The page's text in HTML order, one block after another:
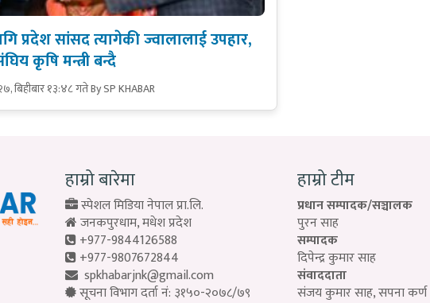
प्रदेश सांसद त्यागेकी ज्वालालाई उपहार,
कृषि मन्त्री बन्दै
बिहीबार १३:४८ गतेBy SP KHABAR
हाम्रो बारेमा
स्पेशल मिडिया नेपाल प्रा.लि.
जनकपुरधाम, मधेश प्रदेश
+977-9844126588
+977-9807672844
spkhabarjnk@gmail.com
सूचना विभाग दर्ता नं: ३१५०-२०७८/७९
हाम्रो टीम
प्रधान सम्पादक/सञ्चालक
पुरन साह
सम्पादक
दिपेन्द्र कुमार साह
संवाददाता
संजय कुमार साह, सपना कर्ण